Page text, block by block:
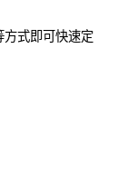
方式即可快速定